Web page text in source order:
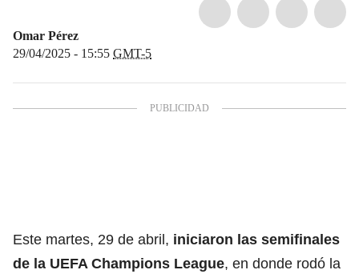
Omar Pérez
29/04/2025 - 15:55 GMT-5
Este martes, 29 de abril, iniciaron las semifinales
de la UEFA Champions League, en donde rodó la